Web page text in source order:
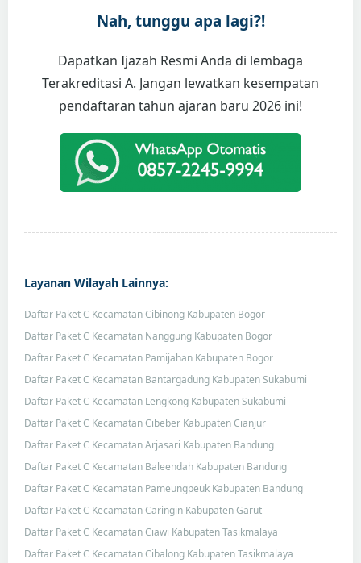
Nah, tunggu apa lagi?!
Dapatkan Ijazah Resmi Anda di lembaga
Terakreditasi A. Jangan lewatkan kesempatan
pendaftaran tahun ajaran baru 2026 ini!
Layanan Wilayah Lainnya:
Daftar Paket C Kecamatan Cibinong Kabupaten Bogor
Daftar Paket C Kecamatan Nanggung Kabupaten Bogor
Daftar Paket C Kecamatan Pamijahan Kabupaten Bogor
Daftar Paket C Kecamatan Bantargadung Kabupaten Sukabumi
Daftar Paket C Kecamatan Lengkong Kabupaten Sukabumi
Daftar Paket C Kecamatan Cibeber Kabupaten Cianjur
Daftar Paket C Kecamatan Arjasari Kabupaten Bandung
Daftar Paket C Kecamatan Baleendah Kabupaten Bandung
Daftar Paket C Kecamatan Pameungpeuk Kabupaten Bandung
Daftar Paket C Kecamatan Caringin Kabupaten Garut
Daftar Paket C Kecamatan Ciawi Kabupaten Tasikmalaya
Daftar Paket C Kecamatan Cibalong Kabupaten Tasikmalaya